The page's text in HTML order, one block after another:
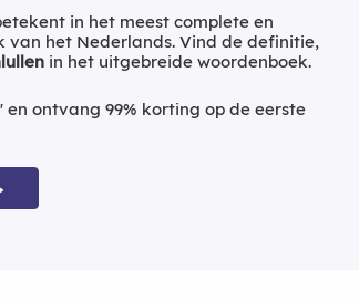
in het meest complete en
van het Nederlands. Vind de definitie,
in het uitgebreide woordenboek.
ontvang 99% korting op de eerste